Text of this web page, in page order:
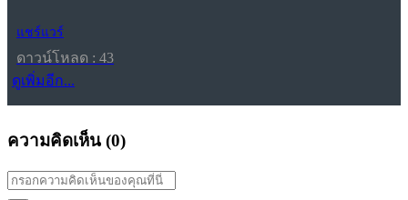
แชร์แวร์
ดาวน์โหลด : 43
ดูเพิ่มอีก...
ความคิดเห็น (0)